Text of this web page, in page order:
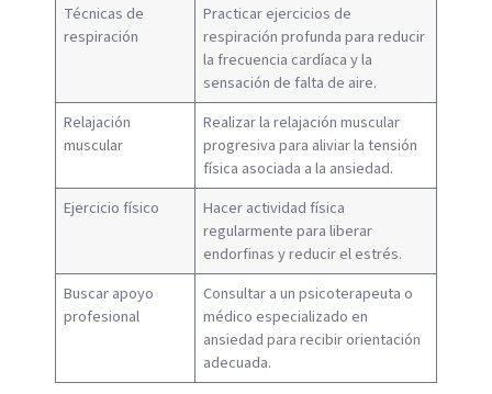
Técnicas de
respiración
Practicar ejercicios de
respiración profunda para reducir
la frecuencia cardíaca y la
sensación de falta de aire.
Relajación
muscular
Realizar la relajación muscular
progresiva para aliviar la tensión
física asociada a la ansiedad.
Ejercicio físico
Hacer actividad física
regularmente para liberar
endorfinas y reducir el estrés.
Buscar apoyo
profesional
Consultar a un psicoterapeuta o
médico especializado en
ansiedad para recibir orientación
adecuada.